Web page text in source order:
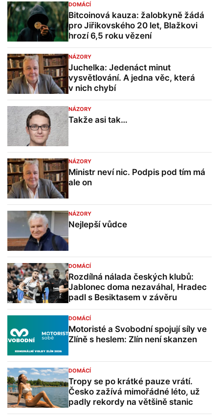
DOMÁCÍ
Bitcoinová kauza: žalobkyně žádá
pro Jiřikovského 20 let, Blažkovi
hrozí 6,5 roku vězení
NÁZORY
Juchelka: Jedenáct minut
vysvětlování. A jedna věc, která
v nich chybí
NÁZORY
Takže asi tak…
NÁZORY
Ministr neví nic. Podpis pod tím má
ale on
NÁZORY
Nejlepší vůdce
DOMÁCÍ
Rozdílná nálada českých klubů:
Jablonec doma nezaváhal, Hradec
padl s Besiktasem v závěru
DOMÁCÍ
Motoristé a Svobodní spojují síly ve
Zlíně s heslem: Zlín není skanzen
DOMÁCÍ
Tropy se po krátké pauze vrátí.
Česko zažívá mimořádné léto, už
padly rekordy na většině stanic